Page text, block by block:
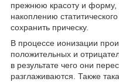
прежнюю красоту и форму,
накоплению
сохранить прическу.
В процессе ионизации
положительных и
в результате чего они
разглаживаются. Также